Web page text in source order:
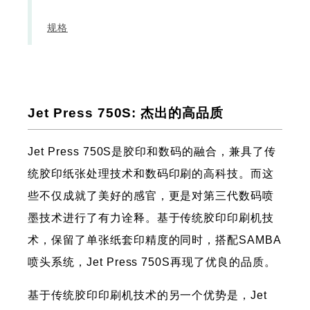
规格
Jet Press 750S: 杰出的高品质
Jet Press 750S是胶印和数码的融合，兼具了传
统胶印纸张处理技术和数码印刷的高科技。而这
些不仅成就了美好的感官，更是对第三代数码喷
墨技术进行了有力诠释。基于传统胶印印刷机技
术，保留了单张纸套印精度的同时，搭配SAMBA
喷头系统，Jet Press 750S再现了优良的品质。
基于传统胶印印刷机技术的另一个优势是，Jet